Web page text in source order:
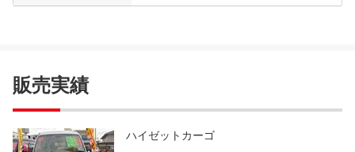
販売実績
ハイゼットカーゴ